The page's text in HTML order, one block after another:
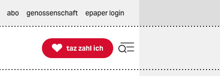
abo genossenschaft epaper login

taz zahl ich
taz zahl ich